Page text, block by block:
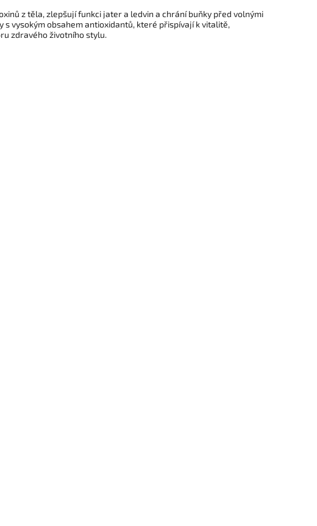
z těla, zlepšují funkci jater a ledvin a chrání buňky před volnými
vysokým obsahem antioxidantů, které přispívají k vitalitě,
zdravého životního stylu.